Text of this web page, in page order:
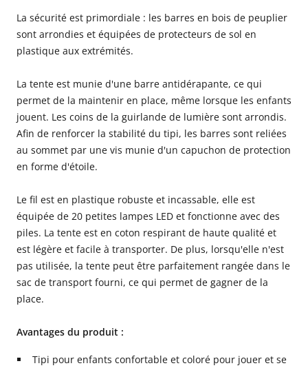
La sécurité est primordiale : les barres en bois de peuplier
sont arrondies et équipées de protecteurs de sol en
plastique aux extrémités.
La tente est munie d'une barre antidérapante, ce qui
permet de la maintenir en place, même lorsque les enfants
jouent. Les coins de la guirlande de lumière sont arrondis.
Afin de renforcer la stabilité du tipi, les barres sont reliées
au sommet par une vis munie d'un capuchon de protection
en forme d'étoile.
Le fil est en plastique robuste et incassable, elle est
équipée de 20 petites lampes LED et fonctionne avec des
piles. La tente est en coton respirant de haute qualité et
est légère et facile à transporter. De plus, lorsqu'elle n'est
pas utilisée, la tente peut être parfaitement rangée dans le
sac de transport fourni, ce qui permet de gagner de la
place.
Avantages du produit :
Tipi pour enfants confortable et coloré pour jouer et se